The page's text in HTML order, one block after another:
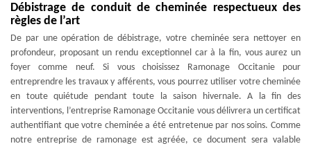
Débistrage de conduit de cheminée respectueux des
règles de l’art
De par une opération de débistrage, votre cheminée sera nettoyer en
profondeur, proposant un rendu exceptionnel car à la fin, vous aurez un
foyer comme neuf. Si vous choisissez Ramonage Occitanie pour
entreprendre les travaux y afférents, vous pourrez utiliser votre cheminée
en toute quiétude pendant toute la saison hivernale. A la fin des
interventions, l’entreprise Ramonage Occitanie vous délivrera un certificat
authentifiant que votre cheminée a été entretenue par nos soins. Comme
notre entreprise de ramonage est agréée, ce document sera valable